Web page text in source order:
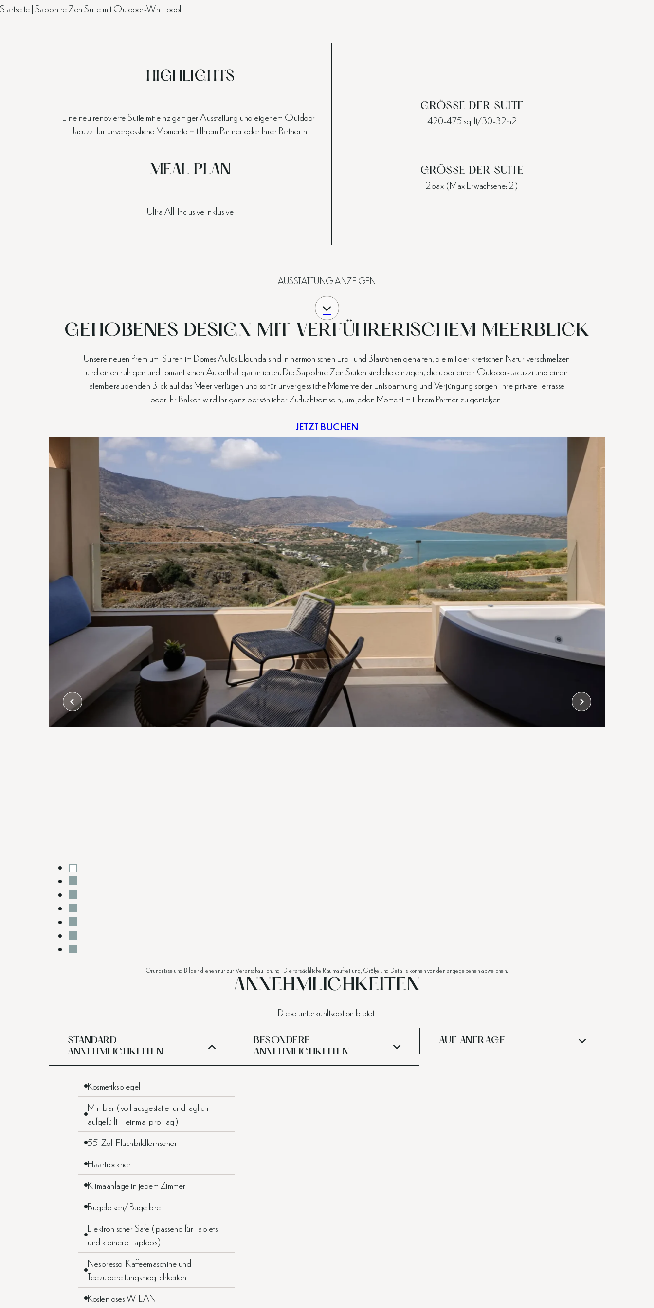
Startseite | Sapphire Zen Suite mit Outdoor-Whirlpool
HIGHLIGHTS
Eine neu renovierte Suite mit einzigartiger Ausstattung und eigenem Outdoor-
Jacuzzi für unvergessliche Momente mit Ihrem Partner oder Ihrer Partnerin.
MEAL PLAN
Ultra All-Inclusive inklusive
GRÖSSE DER SUITE
420-475 sq. ft/30-32m2
GRÖSSE DER SUITE
2pax (Max Erwachsene: 2)
AUSSTATTUNG ANZEIGEN
GEHOBENES DESIGN MIT VERFÜHRERISCHEM MEERBLICK
Unsere neuen Premium-Suiten im Domes Aulūs Elounda sind in harmonischen Erd- und Blautönen gehalten, die mit der kretischen Natur verschmelzen
und einen ruhigen und romantischen Aufenthalt garantieren. Die Sapphire Zen Suiten sind die einzigen, die über einen Outdoor-Jacuzzi und einen
atemberaubenden Blick auf das Meer verfügen und so für unvergessliche Momente der Entspannung und Verjüngung sorgen. Ihre private Terrasse
oder Ihr Balkon wird Ihr ganz persönlicher Zufluchtsort sein, um jeden Moment mit Ihrem Partner zu genießen.
JETZT BUCHEN
Grundrisse und Bilder dienen nur zur Veranschaulichung. Die tatsächliche Raumaufteilung, Größe und Details können von den angegebenen abweichen.
ANNEHMLICHKEITEN
Diese unterkunftsoption bietet:
STANDARD-
ANNEHMLICHKEITEN
Kosmetikspiegel
Minibar (voll ausgestattet und täglich
aufgefüllt – einmal pro Tag)
55-Zoll Flachbildfernseher
Haartrockner
Klimaanlage in jedem Zimmer
Bügeleisen/Bügelbrett
Elektronischer Safe (passend für Tablets
und kleinere Laptops)
Nespresso-Kaffeemaschine und
Teezubereitungsmöglichkeiten
Kostenloses W-LAN
BESONDERE
ANNEHMLICHKEITEN
AUF ANFRAGE